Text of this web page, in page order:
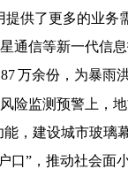
供了更多的业
通信等新一代信
万余份，为暴
险监测预警上，
，建设城市玻
口”，推动社会